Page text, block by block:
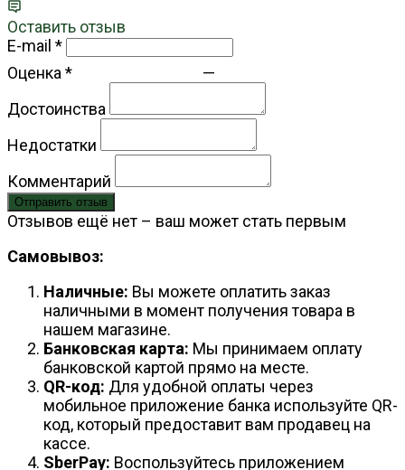
Оставить отзыв
E-mail *
Оценка*
—
Достоинства
Недостатки
Комментарий
Отправить отзыв
Отзывов ещё нет – ваш может стать первым
Самовывоз:
Наличные: Вы можете оплатить заказ
наличными в момент получения товара в
нашем магазине.
Банковская карта: Мы принимаем оплату
банковской картой прямо на месте.
QR-код: Для удобной оплаты через
мобильное приложение банка используйте QR-
код, который предоставит вам продавец на
кассе.
SberPay: Воспользуйтесь приложением